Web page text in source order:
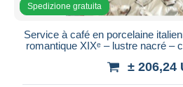
Spedizione gratuita
Service à café en porcelaine
romantique XIXᵉ – lustre nacré –
± 206,24